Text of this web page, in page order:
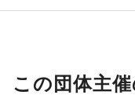
この団体主